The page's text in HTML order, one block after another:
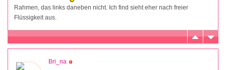
Rahmen, das links daneben nicht. Ich find sieht eher nach freier
Flüssigkeit aus.
Bri_na